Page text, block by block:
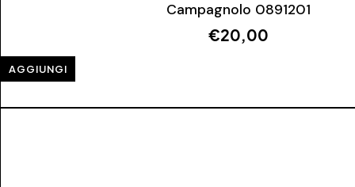
Campagnolo 0891201
€20,00
AGGIUNGI